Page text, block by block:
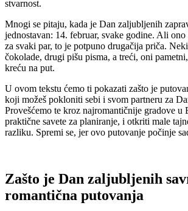
stvarnost.
Mnogi se pitaju, kada je Dan zaljubljenih
jednostavan: 14. februar, svake godine. Ali ono
za svaki par, to je potpuno drugačija priča.
čokolade, drugi pišu pisma, a treći, oni
kreću na put.
U ovom tekstu ćemo ti pokazati zašto je
koji možeš pokloniti sebi i svom partneru za
Provešćemo te kroz najromantičnije gradove u
praktične savete za planiranje, i otkriti male
razliku. Spremi se, jer ovo putovanje počinje
Zašto je Dan zaljubljenih
romantična putovanja